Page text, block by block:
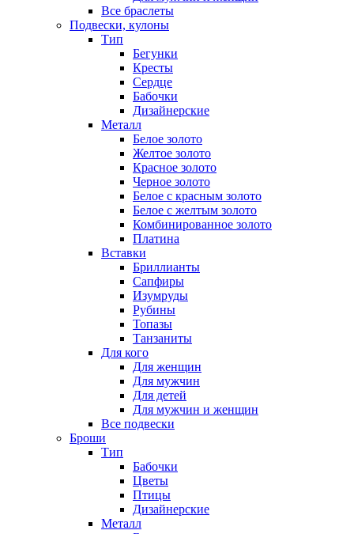
Все браслеты
Подвески, кулоны
Тип
Бегунки
Кресты
Сердце
Бабочки
Дизайнерские
Металл
Белое золото
Желтое золото
Красное золото
Черное золото
Белое с красным золото
Белое с желтым золото
Комбинированное золото
Платина
Вставки
Бриллианты
Сапфиры
Изумруды
Рубины
Топазы
Танзаниты
Для кого
Для женщин
Для мужчин
Для детей
Для мужчин и женщин
Все подвески
Броши
Тип
Бабочки
Цветы
Птицы
Дизайнерские
Металл